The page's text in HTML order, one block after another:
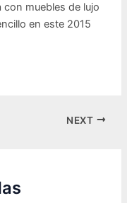
con muebles de lujo
en este 2015
NEXT